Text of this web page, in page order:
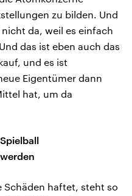
zu bilden. Und
da, weil es einfach
das ist eben auch das
und es ist
Eigentümer dann
hat, um da
Schäden haftet, steht so